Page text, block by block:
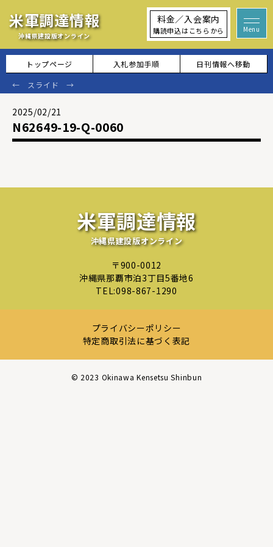
米軍調達情報
沖縄県建設版オンライン
料金／入会案内
購読申込はこちらから
トップページ 入札参加手順 日刊情報へ移動
2025/02/21
N62649-19-Q-0060
米軍調達情報
沖縄県建設版オンライン
〒900-0012
沖縄県那覇市泊3丁目5番地6
TEL:098-867-1290
プライバシーポリシー
特定商取引法に基づく表記
©︎ 2023 Okinawa Kensetsu Shinbun